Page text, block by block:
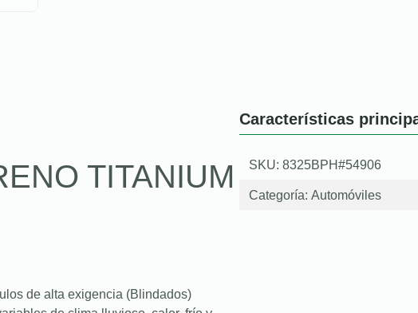
TITANIUM
de alta exigencia (Blindados)
Características
SKU: 8325BPH#54906
Categoría: Automóviles